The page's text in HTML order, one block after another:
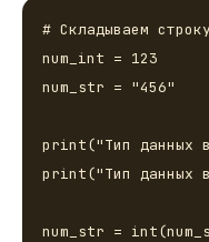
# Складываем
num_int = 123
num_str = "456"
print("Тип данных
print("Тип данных
num_str =